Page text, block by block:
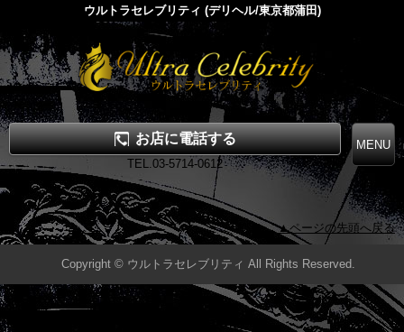
ウルトラセレブリティ (デリヘル/東京都蒲田)
お店に電話する
TEL.03-5714-0612
▲ページの先頭へ戻る
Copyright © ウルトラセレブリティ All Rights Reserved.